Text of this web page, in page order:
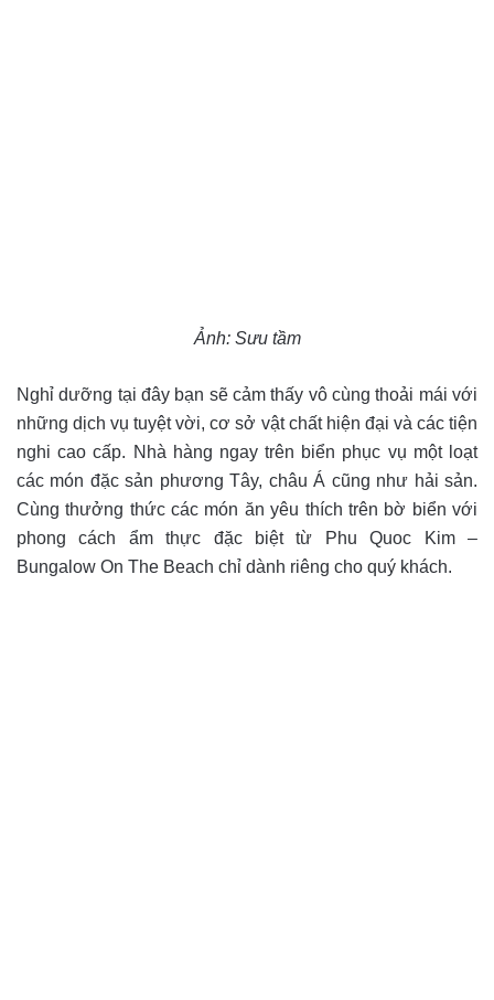
Ảnh: Sưu tầm
Nghỉ dưỡng tại đây bạn sẽ cảm thấy vô cùng thoải mái với
những dịch vụ tuyệt vời, cơ sở vật chất hiện đại và các tiện
nghi cao cấp. Nhà hàng ngay trên biển phục vụ một loạt
các món đặc sản phương Tây, châu Á cũng như hải sản.
Cùng thưởng thức các món ăn yêu thích trên bờ biển với
phong cách ẩm thực đặc biệt từ Phu Quoc Kim –
Bungalow On The Beach chỉ dành riêng cho quý khách.